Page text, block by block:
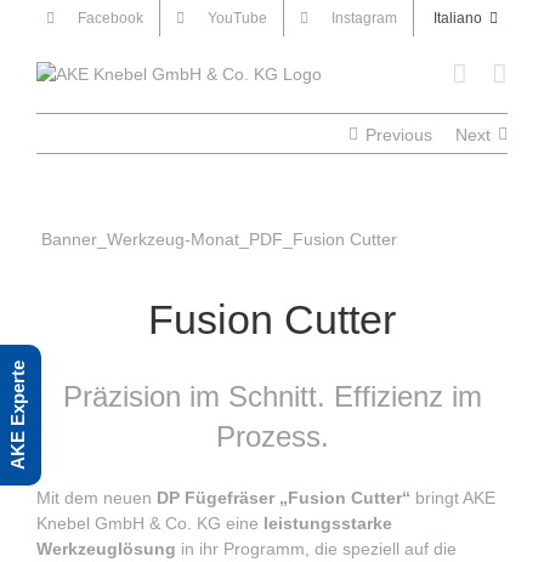
content
Facebook YouTube Instagram Italiano
Previous Next
Banner_Werkzeug-Monat_PDF_Fusion Cutter
Fusion Cutter
Präzision im Schnitt. Effizienz im
Prozess.
Mit dem neuen DP Fügefräser „Fusion Cutter“ bringtAKE
Knebel GmbH & Co. KG eine leistungsstarke
Werkzeuglösung in ihr Programm, die speziell auf die
AKE Experte